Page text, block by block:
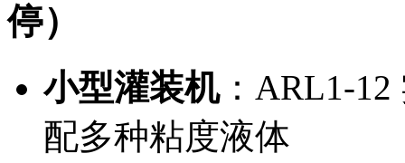
停）
小型灌装机：ARL1-12
配多种粘度液体